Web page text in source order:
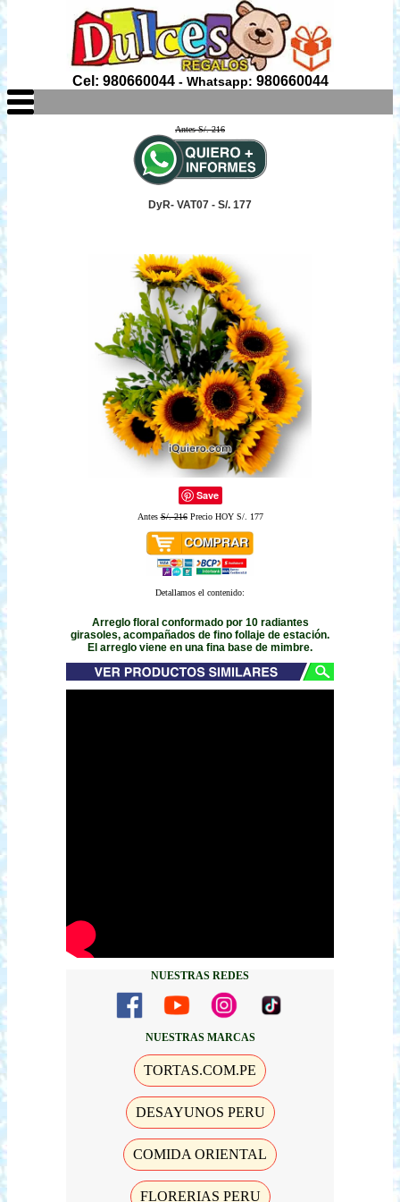
Cel: 980660044- Whatsapp: 980660044
Antes S/. 216
DyR- VAT07 - S/. 177
Save
AntesS/. 216Precio HOY S/. 177
Detallamos el contenido:
Arreglo floral conformado por 10 radiantes
girasoles, acompañados de fino follaje de estación.
El arreglo viene en una fina base de mimbre.
NUESTRAS REDES
NUESTRAS MARCAS
TORTAS.COM.PE
DESAYUNOS PERU
COMIDA ORIENTAL
FLORERIAS PERU